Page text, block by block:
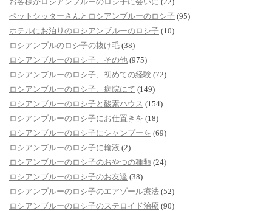
ペットシッターさんとロシアンブルーのロシ子 (95)
ホテルにお泊りのロシアンブルーのロシ子 (10)
ロシアンブルのロシ子の抜け毛 (38)
ロシアンブルーのロシ子、その他 (975)
ロシアンブルーのロシ子、初めての経験 (72)
ロシアンブルーのロシ子、病院にて (149)
ロシアンブルーのロシ子と酸素ハウス (154)
ロシアンブルーのロシ子にお仕置きを (18)
ロシアンブルーのロシ子にシャンプーを (69)
ロシアンブルーのロシ子に輸液 (2)
ロシアンブルーのロシ子のおやつの種類 (24)
ロシアンブルーのロシ子のお友達 (38)
ロシアンブルーのロシ子のエアゾール療法 (52)
ロシアンブルーのロシ子のステロイド治療 (90)